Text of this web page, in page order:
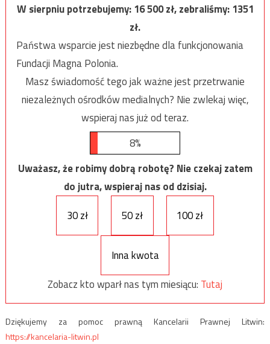
W sierpniu potrzebujemy:16 500zł, zebraliśmy:1351
zł.
Państwa wsparcie jest niezbędne dla funkcjonowania
Fundacji Magna Polonia.
Masz świadomość tego jak ważne jest przetrwanie
niezależnych ośrodków medialnych? Nie zwlekaj więc,
wspieraj nas już od teraz.
8%
Uważasz, że robimy dobrą robotę? Nie czekaj zatem
do jutra, wspieraj nas od dzisiaj.
30 zł
50 zł 100 zł
Inna kwota
Zobacz kto wparł nas tym miesiącu: Tutaj
Dziękujemy za pomoc prawną Kancelarii Prawnej Litwin:
https://kancelaria-litwin.pl